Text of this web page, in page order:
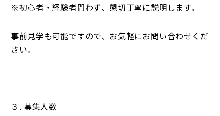
※初心者・経験者問わず、懇切丁寧に説明します。
事前見学も可能ですので、お気軽にお問い合わせくだ
さい。
３. 募集人数